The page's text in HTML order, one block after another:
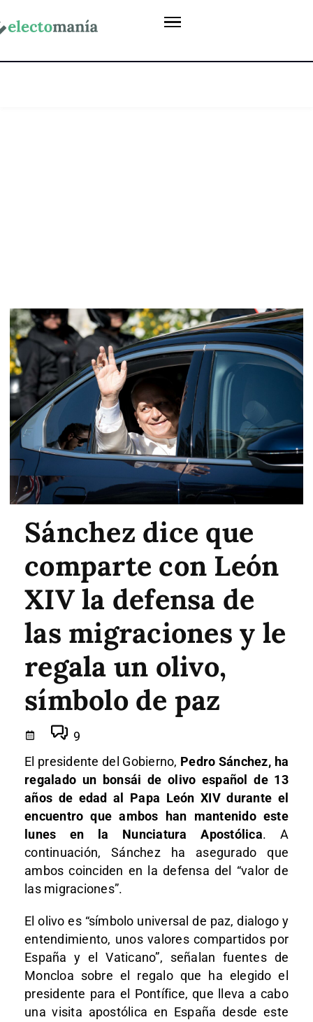
Sánchez dice que
comparte con León
XIV la defensa de
las migraciones y le
regala un olivo,
símbolo de paz
9
El presidente del Gobierno, Pedro Sánchez, ha
regalado un bonsái de olivo español de 13
años de edad al Papa León XIV durante el
encuentro que ambos han mantenido este
lunes en la Nunciatura Apostólica. A
continuación, Sánchez ha asegurado que
ambos coinciden en la defensa del “valor de
las migraciones”.
El olivo es “símbolo universal de paz, dialogo y
entendimiento, unos valores compartidos por
España y el Vaticano”, señalan fuentes de
Moncloa sobre el regalo que ha elegido el
presidente para el Pontífice, que lleva a cabo
una visita apostólica en España desde este